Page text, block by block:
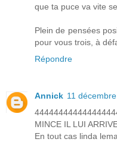
que ta puce va vite
Plein de pensées
pour vous trois, à
Répondre
Annick 11
MINCE IL LUI
En tout cas linda